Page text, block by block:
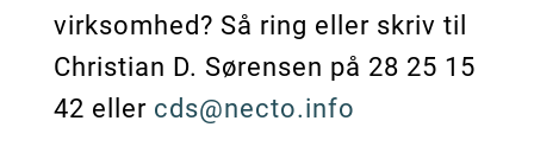
virksomhed? Så ring eller skriv til
Christian D. Sørensen på 28 25 15
42 eller cds@necto.info